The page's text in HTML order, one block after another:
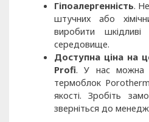
Гіпоалергенність.
штучних або
виробити
середовище.
Доступна ціна на
Profi. У нас можна
термоблок
якості. Зробіть
зверніться до